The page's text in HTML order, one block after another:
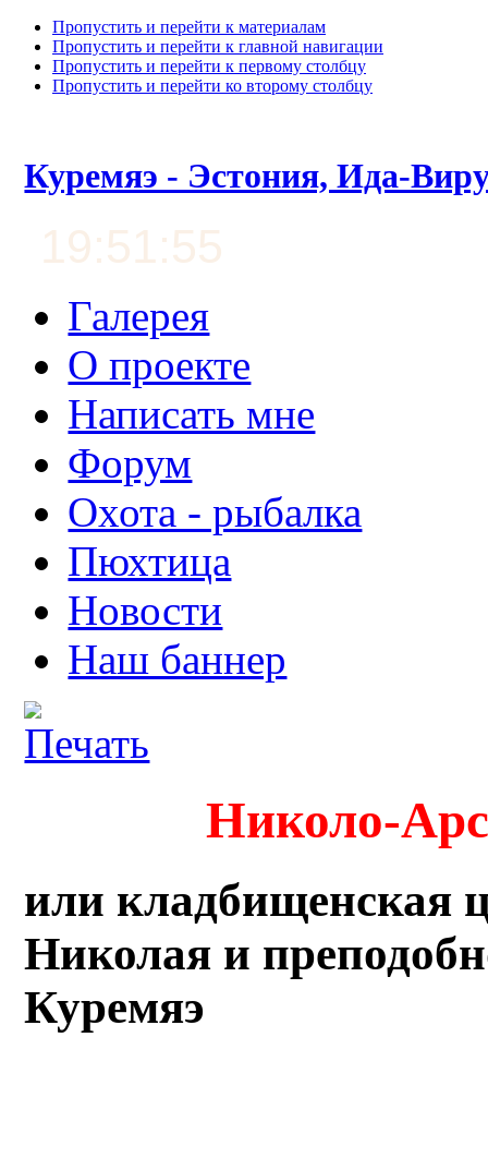
Пропустить и перейти к материалам
Пропустить и перейти к главной навигации
Пропустить и перейти к первому столбцу
Пропустить и перейти ко второму столбцу
Куремяэ - Эстония, Ида-
19:51:56
Галерея
О проекте
Написать мне
Форум
Охота - рыбалка
Пюхтица
Новости
Наш баннер
Николо-
или кладбищенская
Николая и
Куремяэ